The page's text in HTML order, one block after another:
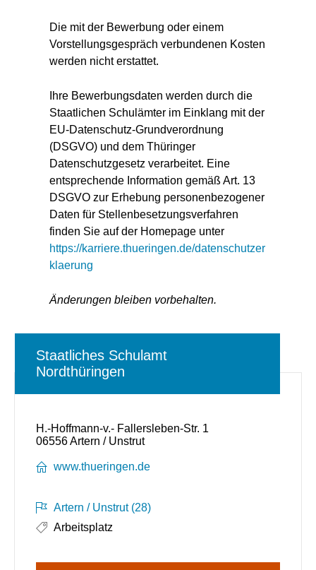
Die mit der Bewerbung oder einem
Vorstellungsgespräch verbundenen Kosten
werden nicht erstattet.
Ihre Bewerbungsdaten werden durch die
Staatlichen Schulämter im Einklang mit der
EU-Datenschutz-Grundverordnung
(DSGVO) und dem Thüringer
Datenschutzgesetz verarbeitet. Eine
entsprechende Information gemäß Art. 13
DSGVO zur Erhebung personenbezogener
Daten für Stellenbesetzungsverfahren
finden Sie auf der Homepage unter
https://karriere.thueringen.de/datenschutzer
klaerung
Änderungen bleiben vorbehalten.
Staatliches Schulamt
Nordthüringen
H.-Hoffmann-v.- Fallersleben-Str. 1
06556 Artern / Unstrut
www.thueringen.de
Artern / Unstrut (28)
Arbeitsplatz